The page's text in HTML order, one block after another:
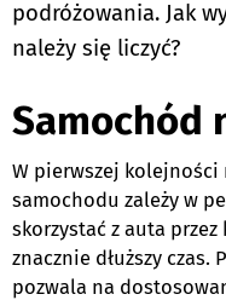
podróżowania. Jak
należy się liczyć?
Samochód
W pierwszej kolejności
samochodu zależy w
skorzystać z auta
znacznie dłuższy czas.
pozwala na